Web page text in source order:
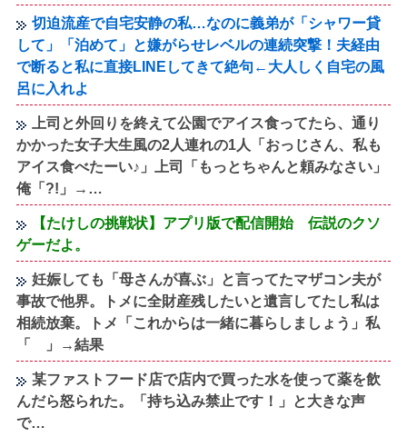
切迫流産で自宅安静の私…なのに義弟が「シャワー貸
して」「泊めて」と嫌がらせレベルの連続突撃！夫経由
で断ると私に直接LINEしてきて絶句←大人しく自宅の風
呂に入れよ
上司と外回りを終えて公園でアイス食ってたら、通り
かかった女子大生風の2人連れの1人「おっじさん、私も
アイス食べたーい♪」上司「もっとちゃんと頼みなさい」
俺「?!」→…
【たけしの挑戦状】アプリ版で配信開始 伝説のクソ
ゲーだよ。
妊娠しても「母さんが喜ぶ」と言ってたマザコン夫が
事故で他界。トメに全財産残したいと遺言してたし私は
相続放棄。トメ「これからは一緒に暮らしましょう」私
「 」→結果
某ファストフード店で店内で買った水を使って薬を飲
んだら怒られた。「持ち込み禁止です！」と大きな声
で…